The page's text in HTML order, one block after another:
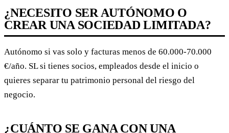
¿NECESITO SER AUTÓNOMO O
CREAR UNA SOCIEDAD LIMITADA?
Autónomo si vas solo y facturas menos de 60.000-70.000
€/año. SL si tienes socios, empleados desde el inicio o
quieres separar tu patrimonio personal del riesgo del
negocio.
¿CUÁNTO SE GANA CON UNA